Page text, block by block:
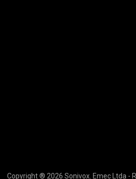
Copyright ® 2026 Sonivox. Emec Ltda -